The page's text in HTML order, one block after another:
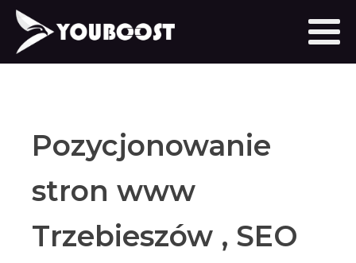
Pozycjonowanie
stron www
Trzebieszów , SEO